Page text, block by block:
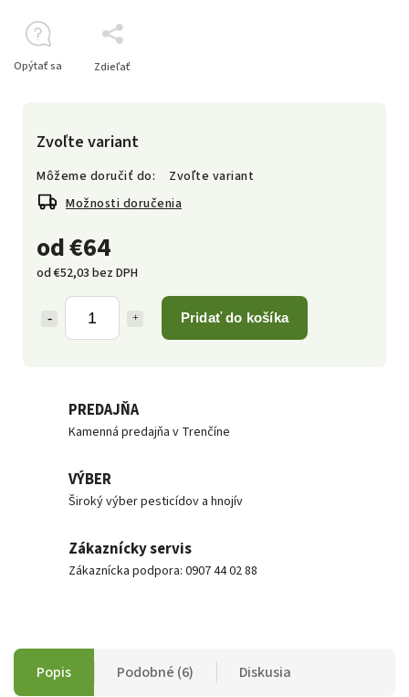
od€64
od€52,03 bez DPH
Pridať do košíka
Zvoľte variant
Môžeme doručiť do:
Zvoľte variant
Možnosti doručenia
Opýtať sa Zdieľať
PREDAJŇA
Kamenná predajňa v Trenčíne
VÝBER
Široký výber pesticídov a hnojív
Zákaznícky servis
Zákaznícka podpora: 0907 44 02 88
Popis Podobné (6) Diskusia